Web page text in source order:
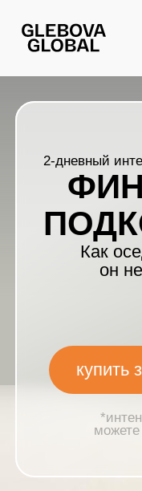
Как
он не
*интенсив